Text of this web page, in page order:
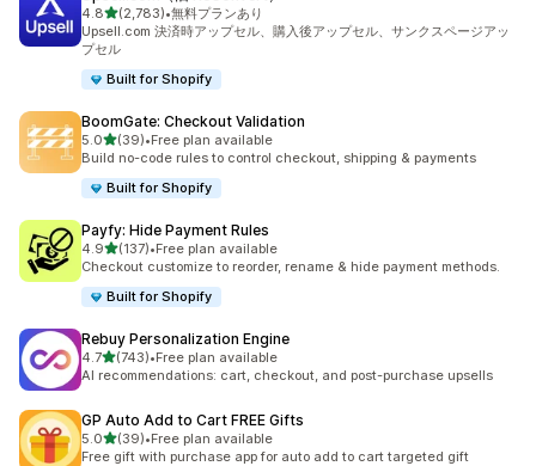
4.85つ星中
(2,783)
合計レビュー数：2783件
•無料プランあり
Upsell.com 決済時アップセル、購入後アップセル、サンクスページアッ
プセル
Built for Shopify
BoomGate: Checkout Validation
5.05つ星中
(39)
合計レビュー数：39件
•Free plan available
Build no-code rules to control checkout, shipping & payments
Built for Shopify
Payfy: Hide Payment Rules
4.95つ星中
(137)
合計レビュー数：137件
•Free plan available
Checkout customize to reorder, rename & hide payment methods.
Built for Shopify
Rebuy Personalization Engine
4.75つ星中
(743)
合計レビュー数：743件
•Free plan available
AI recommendations: cart, checkout, and post-purchase upsells
GP Auto Add to Cart FREE Gifts
5.05つ星中
(39)
合計レビュー数：39件
•Free plan available
Free gift with purchase app for auto add to cart targeted gift